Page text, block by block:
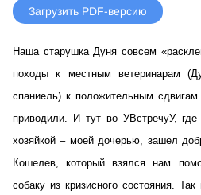
Загрузить PDF-версию
Наша старушка Дуня совсем
походы к местным ветеринарам
спаниель) к положительным
приводили. И тут во УВстречуУ,
хозяйкой – моей дочерью, зашел
Кошелев, который взялся нам
собаку из кризисного состояния.